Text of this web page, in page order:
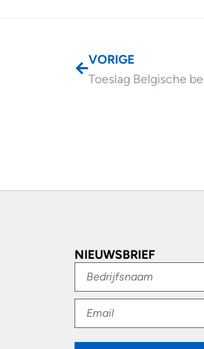
VORIGE
NIEUWSBRIEF